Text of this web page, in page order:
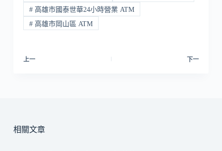
#高雄市國泰世華24小時營業 ATM
#高雄市岡山區 ATM
上一 下一
相關文章